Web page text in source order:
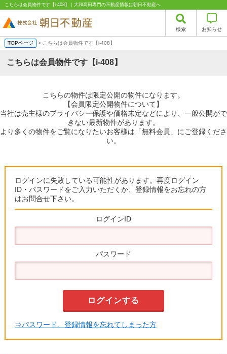
こちらは会員物件です【i-408】｜大和高田専門の不動産情報は朝日不動産へ
検索 お知らせ
TOPページ > こちらは会員物件です【i-408】
こちらは会員物件です【i-408】
こちらの物件は限定公開の物件になります。
【会員限定公開物件について】
当社は売主様のプライバシー保護や価格未定などにより、一般公開がで
きない最新物件があります。
より多くの物件をご覧になりたいお客様は「無料会員」にご登録くださ
い。
ログインに失敗している可能性があります。再度ログイン
ID・パスワードをご入力いただくか、登録情報をお忘れの方
はお問合せ下さい。
ログインID
パスワード
⇒パスワード、登録情報を忘れてしまった方